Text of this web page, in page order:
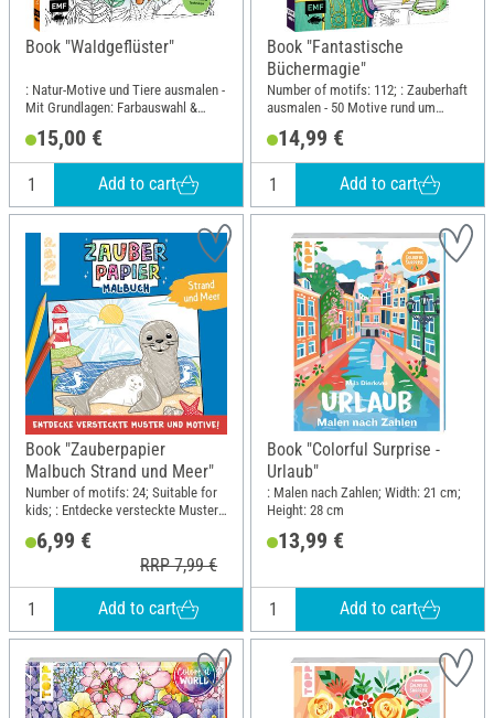
Book "Waldgeflüster"
: Natur-Motive und Tiere ausmalen -
Mit Grundlagen: Farbauswahl &
cm15,00 €
Add to cart
Book "Fantastische
Büchermagie"
Number of motifs: 112; : Zauberhaft
ausmalen - 50 Motive rund um
Height: 23.5 cm
14,99 €
Add to cart
Book "Zauberpapier
Malbuch Strand und Meer"
Number of motifs: 24; Suitable for
kids; : Entdecke versteckte Muster
21 cm
6,99 €
RRP 7,99 €
Add to cart
Book "Colorful Surprise -
Urlaub"
: Malen nach Zahlen; Width: 21 cm;
Height: 28 cm
13,99 €
Add to cart